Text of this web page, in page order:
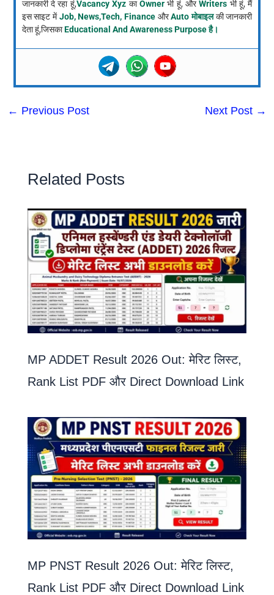
जानकारी दे रहा हूं,Vacancy Xyz काOwnerभी हूं, औरWriters भी हूं, मैं
इस साइट मेंJob, News,Tech, Finance औरAuto मोबाइलकी जानकारी
देता हूं,जिसकाEducational And Awareness Purpose है।
← Previous Post Next Post →
Related Posts
MP ADDET Result 2026 Out: मेरिट लिस्ट,
Rank List PDF और Direct Download Link
MP PNST Result 2026 Out: मेरिट लिस्ट,
Rank List PDF और Direct Download Link